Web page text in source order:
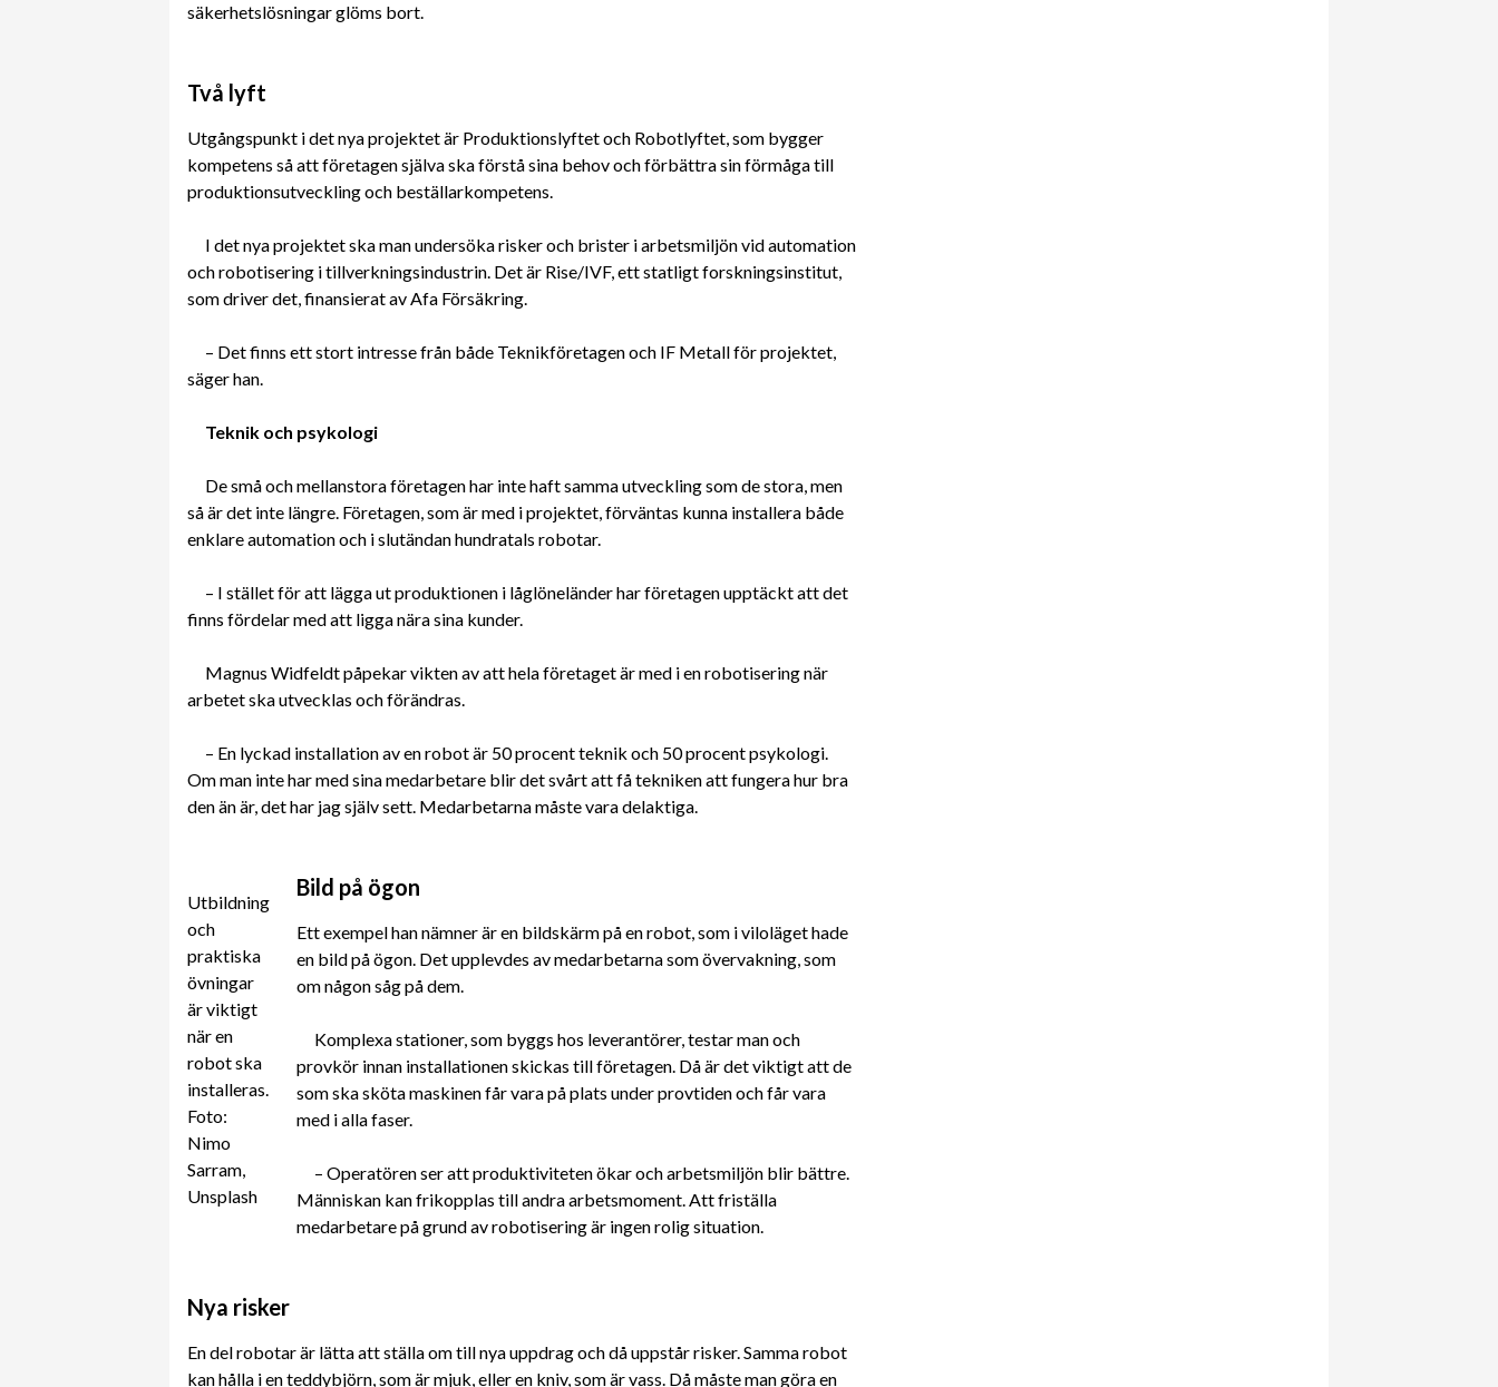
säkerhetslösningar glöms bort.
Två lyft
Utgångspunkt i det nya projektet är Produktionslyftet och Robotlyftet, som bygger
kompetens så att företagen själva ska förstå sina behov och förbättra sin förmåga till
produktionsutveckling och beställarkompetens.
I det nya projektet ska man undersöka risker och brister i arbetsmiljön vid automation
och robotisering i tillverkningsindustrin. Det är Rise/IVF, ett statligt forskningsinstitut,
som driver det, finansierat av Afa Försäkring.
– Det finns ett stort intresse från både Teknikföretagen och IF Metall för projektet,
säger han.
Teknik och psykologi
De små och mellanstora företagen har inte haft samma utveckling som de stora, men
så är det inte längre. Företagen, som är med i projektet, förväntas kunna installera både
enklare automation och i slutändan hundratals robotar.
– I stället för att lägga ut produktionen i låglöneländer har företagen upptäckt att det
finns fördelar med att ligga nära sina kunder.
Magnus Widfeldt påpekar vikten av att hela företaget är med i en robotisering när
arbetet ska utvecklas och förändras.
– En lyckad installation av en robot är 50 procent teknik och 50 procent psykologi.
Om man inte har med sina medarbetare blir det svårt att få tekniken att fungera hur bra
den än är, det har jag själv sett. Medarbetarna måste vara delaktiga.
Utbildning
och
praktiska
övningar
är viktigt
när en
robot ska
installeras.
Foto:
Nimo
Sarram,
Unsplash
Bild på ögon
Ett exempel han nämner är en bildskärm på en robot, som i viloläget hade
en bild på ögon. Det upplevdes av medarbetarna som övervakning, som
om någon såg på dem.
Komplexa stationer, som byggs hos leverantörer, testar man och
provkör innan installationen skickas till företagen. Då är det viktigt att de
som ska sköta maskinen får vara på plats under provtiden och får vara
med i alla faser.
– Operatören ser att produktiviteten ökar och arbetsmiljön blir bättre.
Människan kan frikopplas till andra arbetsmoment. Att friställa
medarbetare på grund av robotisering är ingen rolig situation.
Nya risker
En del robotar är lätta att ställa om till nya uppdrag och då uppstår risker. Samma robot
kan hålla i en teddybjörn, som är mjuk, eller en kniv, som är vass. Då måste man göra en